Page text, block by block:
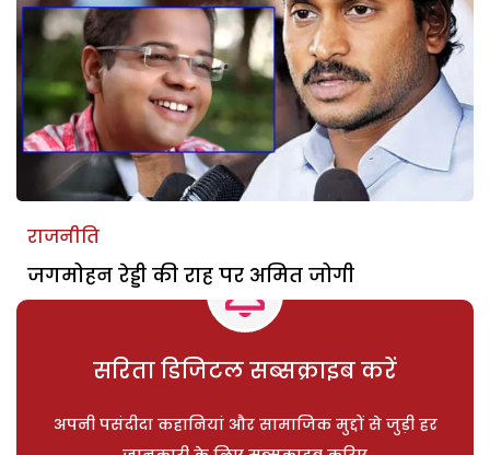
राजनीति
जगमोहन रेड्डी की राह पर अमित जोगी
सरिता डिजिटल सब्सक्राइब करें
अपनी पसंदीदा कहानियां और सामाजिक मुद्दों से जुड़ी हर